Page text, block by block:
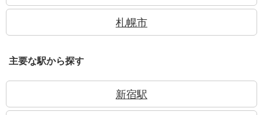
札幌市
主要な駅から探す
新宿駅